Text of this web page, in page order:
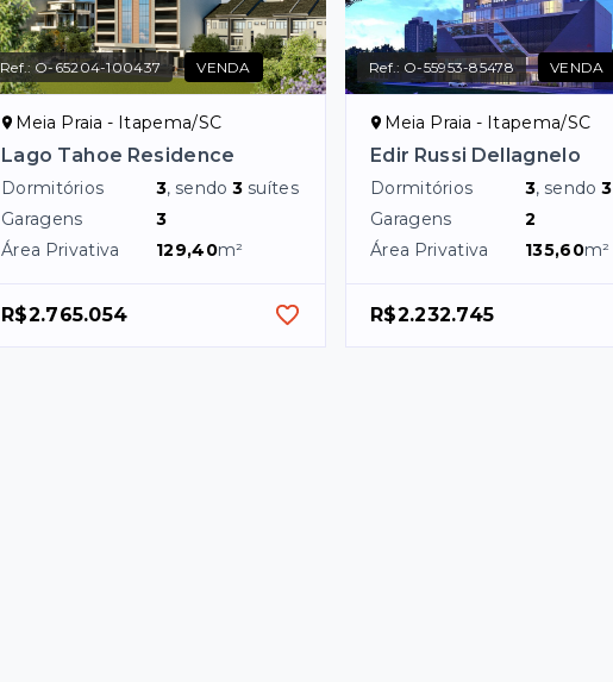
Ref.: O-65204-100437 VENDA
Meia Praia - Itapema/SC
Lago Tahoe Residence
Dormitórios 3, sendo3 suítes
Garagens
3
Área Privativa
129,40m²
R$2.765.054
Ref.: O-55953-85478 VENDA
Meia Praia - Itapema/SC
Edir Russi Dellagnelo
Dormitórios 3, sendo3
Garagens
2
Área Privativa
135,60m²
R$2.232.745